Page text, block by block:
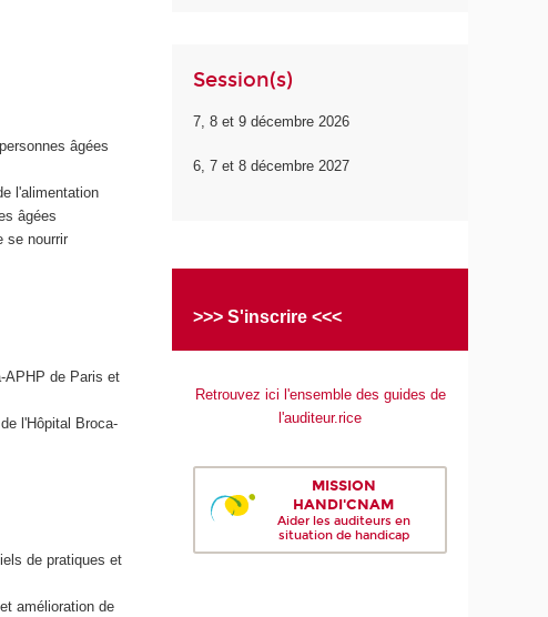
âgées
l'alimentation
âgées
se nourrir
APHP de Paris et
l'Hôpital Broca-
de pratiques et
amélioration de
Session(s)
7, 8 et 9 décembre 2026
6, 7 et 8 décembre 2027
>>> S'inscrire <<<
Retrouvez ici l'ensemble des guides de
l'auditeur.rice
MISSION
HANDI'CNAM
Aider les auditeurs en
situation de handicap